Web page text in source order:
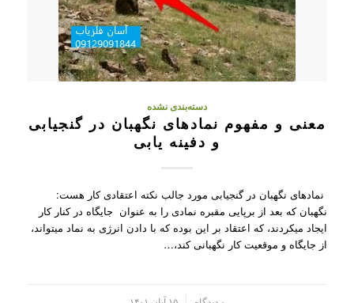
دسته‌بندی نشده
معنی و مفهوم نمادهای نگهبان در گنجیابی
و دفینه یابی
نمادهای نگهبان در گنجیابی مورد جالب نکته اعتقادی کار هست:
نگهبان که بعد از برپایی مقبره نمادی را به عنوان جایگاه در کنار کار
ایجاد میکردند، که اعتقاد بر این بوده که با دادن انرژی به نماد میتواند،
از جایگاه و موقعیت کار نگهبانی کند،…